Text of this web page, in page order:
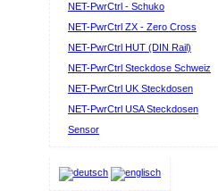
NET-PwrCtrl - Schuko
NET-PwrCtrl ZX - Zero Cross
NET-PwrCtrl HUT (DIN Rail)
NET-PwrCtrl Steckdose Schweiz
NET-PwrCtrl UK Steckdosen
NET-PwrCtrl USA Steckdosen
Sensor